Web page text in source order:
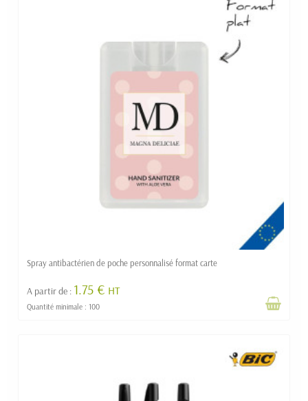
Spray antibactérien de poche personnalisé format carte
A partir de : 1.75 € HT
Quantité minimale : 100